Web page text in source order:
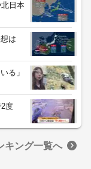
北日本
想は
る」
度
キング一覧へ